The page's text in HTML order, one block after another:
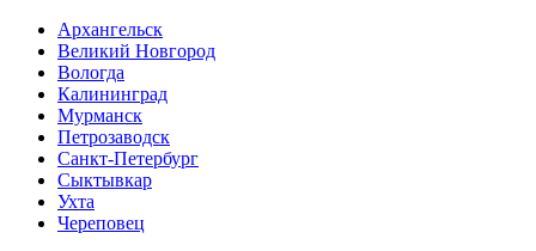
Архангельск
Великий Новгород
Вологда
Калининград
Мурманск
Петрозаводск
Санкт-Петербург
Сыктывкар
Ухта
Череповец